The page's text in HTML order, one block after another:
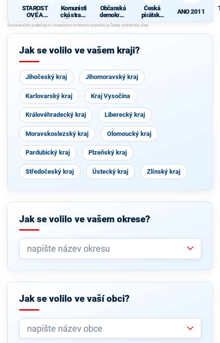
STAROST
OVÉ A
NEZÁVISL
Í
Komunisti
cká strana
Čech a
Moravy
Občanská
demokrati
cká strana
Česká
pirátská
strana
ANO 2011
Jak se volilo ve vašem kraji?
Jihočeský kraj Jihomoravský kraj
Karlovarský kraj Kraj Vysočina
Královéhradecký kraj Liberecký kraj
Moravskoslezský kraj Olomoucký kraj
Pardubický kraj Plzeňský kraj
Středočeský kraj Ústecký kraj Zlínský kraj
Jak se volilo ve vašem okrese?
Jak se volilo ve vaší obci?